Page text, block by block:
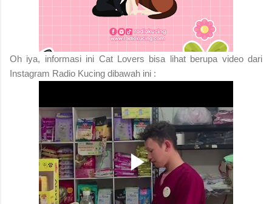
Oh iya, informasi ini Cat Lovers bisa lihat berupa video dari
Instagram Radio Kucing dibawah ini :